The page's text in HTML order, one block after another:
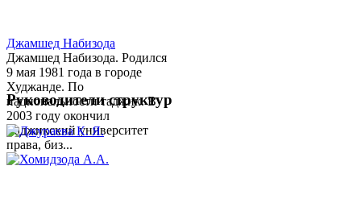
Джамшед Набизода
Джамшед Набизода. Родился
9 мая 1981 года в городе
Худжанде. По
национальности таджик. В
2003 году окончил
Таджикский университет
права, биз...
Руководители структур